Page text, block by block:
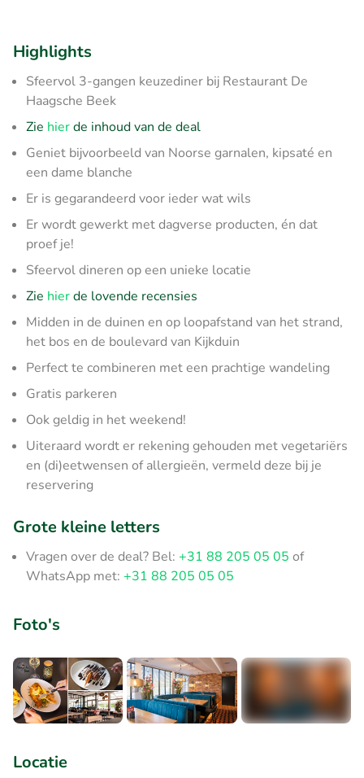
Highlights
Sfeervol 3-gangen keuzediner bij Restaurant De
Haagsche Beek
Zie hierde inhoud van de deal
Geniet bijvoorbeeld van Noorse garnalen, kipsaté en
een dame blanche
Er is gegarandeerd voor ieder wat wils
Er wordt gewerkt met dagverse producten, én dat
proef je!
Sfeervol dineren op een unieke locatie
Zie hierde lovende recensies
Midden in de duinen en op loopafstand van het strand,
het bos en de boulevard van Kijkduin
Perfect te combineren met een prachtige wandeling
Gratis parkeren
Ook geldig in het weekend!
Uiteraard wordt er rekening gehouden met vegetariërs
en (di)eetwensen of allergieën, vermeld deze bij je
reservering
Grote kleine letters
Vragen over de deal? Bel: +31 88 205 05 05 of
WhatsApp met: +31 88 205 05 05
Foto's
Locatie